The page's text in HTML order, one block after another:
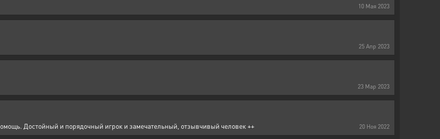
10 Мая 2023
25 Апр 2023
23 Мар 2023
20 Ноя 2022
Достойный и порядочный игрок и замечательный, отзывчивый человек ++